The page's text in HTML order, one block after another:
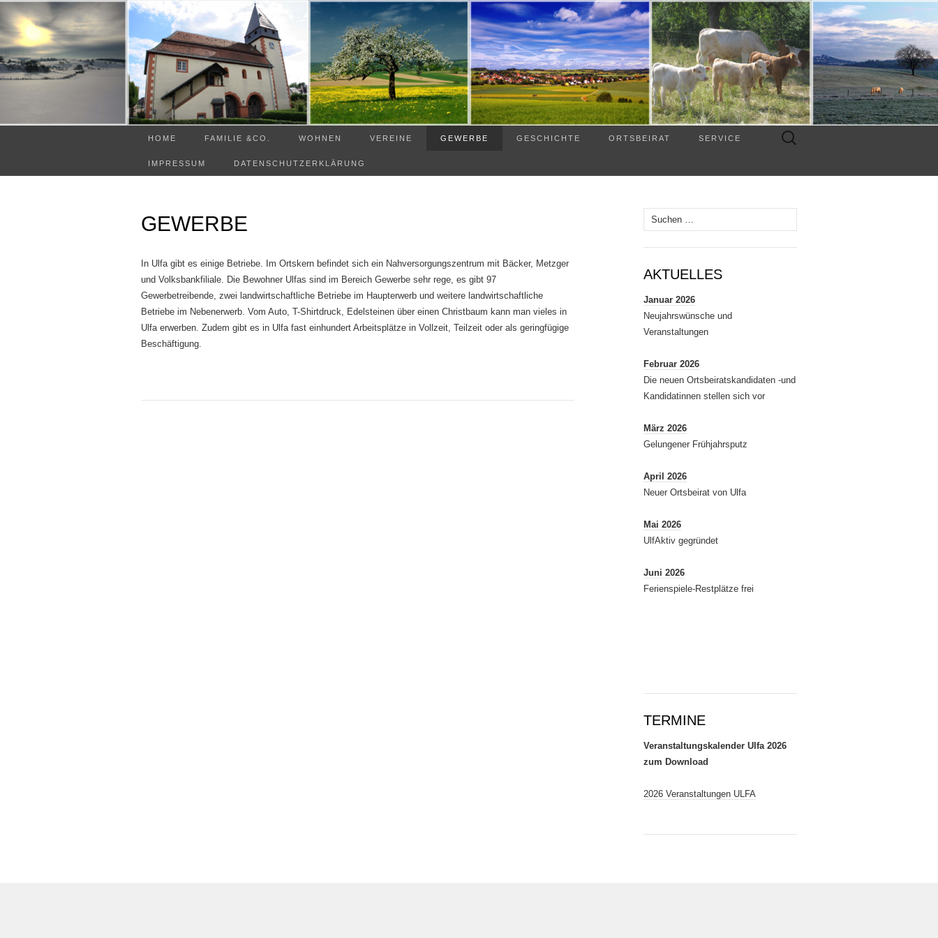
HOME FAMILIE &CO. WOHNEN VEREINE GEWERBE GESCHICHTE ORTSBEIRAT SERVICE
IMPRESSUM DATENSCHUTZERKLÄRUNG
Suchen
GEWERBE
In Ulfa gibt es einige Betriebe. Im Ortskern befindet sich ein Nahversorgungszentrum mit Bäcker, Metzger
und Volksbankfiliale. Die Bewohner Ulfas sind im Bereich Gewerbe sehr rege, es gibt 97
Gewerbetreibende, zwei landwirtschaftliche Betriebe im Haupterwerb und weitere landwirtschaftliche
Betriebe im Nebenerwerb. Vom Auto, T-Shirtdruck, Edelsteinen über einen Christbaum kann man vieles in
Ulfa erwerben. Zudem gibt es in Ulfa fast einhundert Arbeitsplätze in Vollzeit, Teilzeit oder als geringfügige
Beschäftigung.
Suchen
nach:
AKTUELLES
Januar 2026
Neujahrswünsche und
Veranstaltungen
Februar 2026
Die neuen Ortsbeiratskandidaten -und
Kandidatinnen stellen sich vor
März 2026
Gelungener Frühjahrsputz
April 2026
Neuer Ortsbeirat von Ulfa
Mai 2026
UlfAktiv gegründet
Juni 2026
Ferienspiele-Restplätze frei
TERMINE
Veranstaltungskalender Ulfa 2026
zum Download
2026 Veranstaltungen ULFA